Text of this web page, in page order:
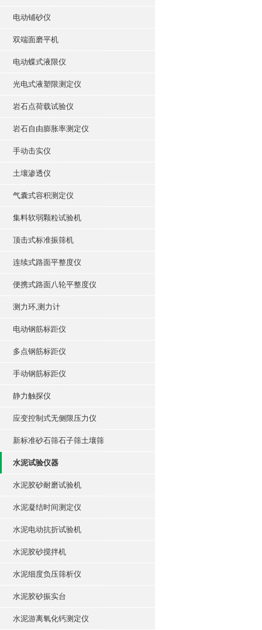
电动铺砂仪
双端面磨平机
电动蝶式液限仪
光电式液塑限测定仪
岩石点荷载试验仪
岩石自由膨胀率测定仪
手动击实仪
土壤渗透仪
气囊式容积测定仪
集料软弱颗粒试验机
顶击式标准振筛机
连续式路面平整度仪
便携式路面八轮平整度仪
测力环,测力计
电动钢筋标距仪
多点钢筋标距仪
手动钢筋标距仪
静力触探仪
应变控制式无侧限压力仪
新标准砂石筛石子筛土壤筛
水泥试验仪器
水泥胶砂耐磨试验机
水泥凝结时间测定仪
水泥电动抗折试验机
水泥胶砂搅拌机
水泥细度负压筛析仪
水泥胶砂振实台
水泥游离氧化钙测定仪